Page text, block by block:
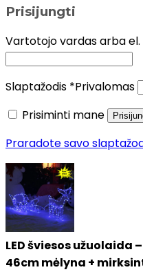
Prisijungti
Vartotojo vardas arba
Slaptažodis *Privalomas
Prisiminti mane
Praradote savo
LED šviesos užuolaida
46cm mėlyna +